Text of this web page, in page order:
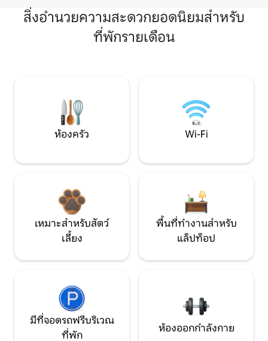
สิ่งอำนวยความสะดวกยอดนิยมสำหรับ
ที่พักรายเดือน
ห้องครัว Wi-Fi
เหมาะสำหรับสัตว์
เลี้ยง
พื้นที่ทำงานสำหรับ
แล็ปท็อป
มีที่จอดรถฟรีบริเวณ
ที่พัก
ห้องออกกำลังกาย